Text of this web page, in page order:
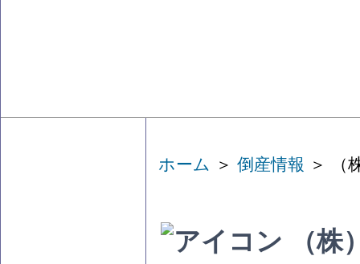
ホーム ＞ 倒産情報 ＞ （
（株